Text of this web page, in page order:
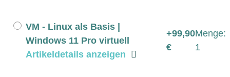
VM - Linux als Basis |
Windows 11 Pro virtuell
Artikeldetails anzeigen
+99,90
€
Menge:
1